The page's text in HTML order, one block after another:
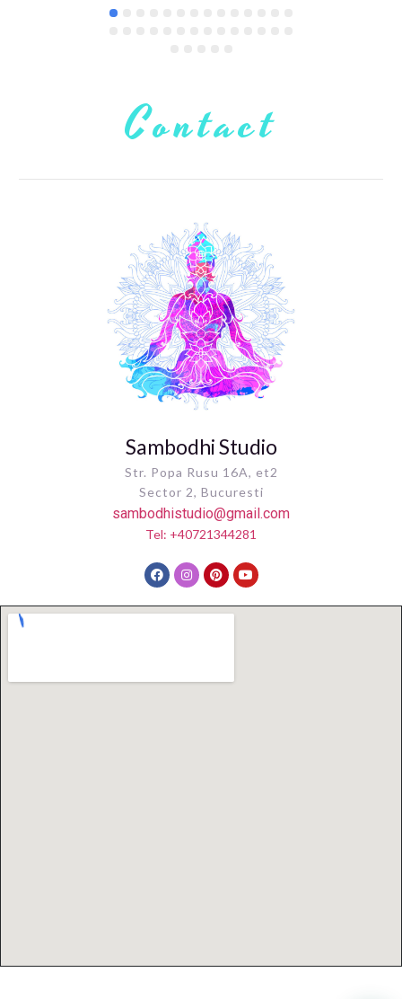
Contact
Sambodhi Studio
Str. Popa Rusu 16A, et2
Sector 2, Bucuresti
sambodhistudio@gmail.com
Tel: +40721344281